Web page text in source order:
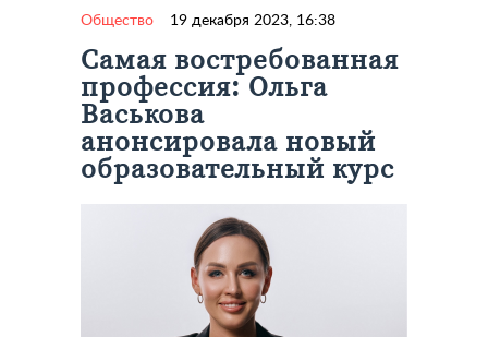
Общество 19 декабря 2023, 16:38
Самая востребованная
профессия: Ольга
Васькова
анонсировала новый
образовательный курс